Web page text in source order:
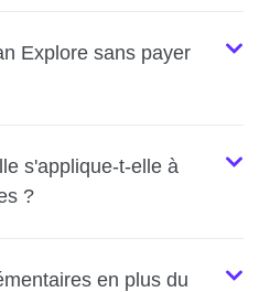
Explore sans payer
s'applique-t-elle à
?
en plus du